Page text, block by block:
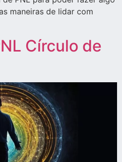
maneiras de lidar com
Círculo de